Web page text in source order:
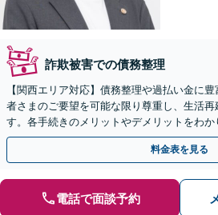
詐欺被害での債務整理
【関西エリア対応】債務整理や過払い金に
者さまのご要望を可能な限り尊重し、生活再
す。各手続きのメリットやデメリットをわ
対応を心がけます【初回相談無料】
料金表を見る
電話で面談予約